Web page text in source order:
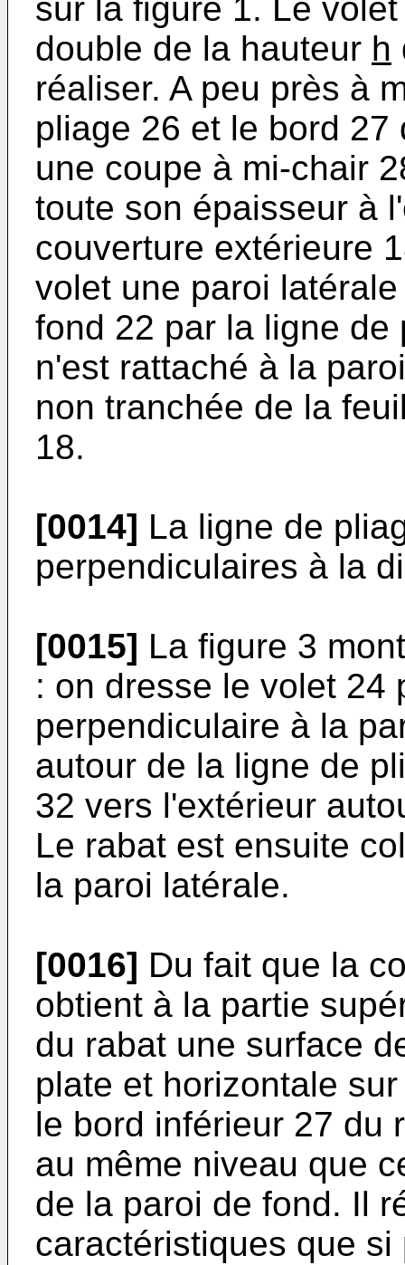
sur la figure 1. Le
double de la hauteur h
réaliser. A peu près à
pliage 26 et le bord
une coupe à mi-chair
toute son épaisseur à
couverture extérieure
volet une paroi
fond 22 par la ligne
n'est rattaché à la
non tranchée de la
18.
[0014] La ligne de
perpendiculaires à la
[0015] La figure 3
: on dresse le volet 24
perpendiculaire à la
autour de la ligne de
32 vers l'extérieur
Le rabat est ensuite
la paroi latérale.
[0016] Du fait que la
obtient à la partie
du rabat une surface
plate et horizontale
le bord inférieur 27 du
au même niveau que
de la paroi de fond. Il
caractéristiques que